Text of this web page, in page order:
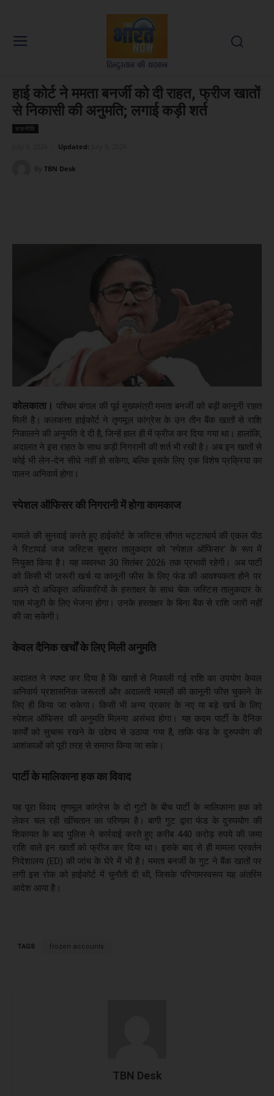
हाई कोर्ट ने ममता बनर्जी को दी राहत, फ्रीज खातों
से निकासी की अनुमति; लगाई कड़ी शर्त
राजनीति
Updated:
By TBN Desk
कोलकाता। पश्चिम बंगाल की पूर्व मुख्यमंत्री ममता बनर्जी को बड़ी कानूनी राहत
मिली है। कलकत्ता हाईकोर्ट ने तृणमूल कांग्रेस के उन तीन बैंक खातों से राशि
निकालने की अनुमति दे दी है, जिन्हें हाल ही में फ्रीज कर दिया गया था। हालांकि,
अदालत ने इस राहत के साथ कड़ी निगरानी की शर्त भी रखी है। अब इन खातों से
कोई भी लेन-देन सीधे नहीं हो सकेगा, बल्कि इसके लिए एक विशेष प्रक्रिया का
पालन अनिवार्य होगा।
स्पेशल ऑफिसर की निगरानी में होगा कामकाज
मामले की सुनवाई करते हुए हाईकोर्ट के जस्टिस सौगत भट्टाचार्य की एकल पीठ
ने रिटायर्ड जज जस्टिस सुब्रत तालुकदार को 'स्पेशल ऑफिसर' के रूप में
नियुक्त किया है। यह व्यवस्था 30 सितंबर 2026 तक प्रभावी रहेगी। अब पार्टी
को किसी भी जरूरी खर्च या कानूनी फीस के लिए फंड की आवश्यकता होने पर
अपने दो अधिकृत अधिकारियों के हस्ताक्षर के साथ चेक जस्टिस तालुकदार के
पास मंजूरी के लिए भेजना होगा। उनके हस्ताक्षर के बिना बैंक से राशि जारी नहीं
की जा सकेगी।
केवल दैनिक खर्चों के लिए मिली अनुमति
अदालत ने स्पष्ट कर दिया है कि खातों से निकाली गई राशि का उपयोग केवल
अनिवार्य प्रशासनिक जरूरतों और अदालती मामलों की कानूनी फीस चुकाने के
लिए ही किया जा सकेगा। किसी भी अन्य प्रकार के नए या बड़े खर्च के लिए
स्पेशल ऑफिसर की अनुमति मिलना असंभव होगा। यह कदम पार्टी के दैनिक
कार्यों को सुचारू रखने के उद्देश्य से उठाया गया है, ताकि फंड के दुरुपयोग की
आशंकाओं को पूरी तरह से समाप्त किया जा सके।
पार्टी के मालिकाना हक का विवाद
यह पूरा विवाद तृणमूल कांग्रेस के दो गुटों के बीच पार्टी के मालिकाना हक को
लेकर चल रही खींचतान का परिणाम है। बागी गुट द्वारा फंड के दुरुपयोग की
शिकायत के बाद पुलिस ने कार्रवाई करते हुए करीब 440 करोड़ रुपये की जमा
राशि वाले इन खातों को फ्रीज कर दिया था। इसके बाद से ही मामला प्रवर्तन
निदेशालय (ED) की जांच के घेरे में भी है। ममता बनर्जी के गुट ने बैंक खातों पर
लगी इस रोक को हाईकोर्ट में चुनौती दी थी, जिसके परिणामस्वरूप यह अंतरिम
आदेश आया है।
TAGS frozen accounts
TBN Desk